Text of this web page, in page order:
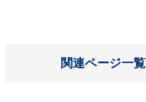
関連ページ一覧
開く